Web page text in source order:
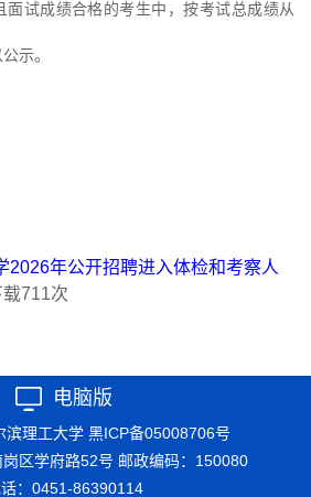
面试成绩合格的考生中，按考试总成绩从
示。
2026年公开招聘进入体检和考察人
载711次
电脑版
滨理工大学 黑ICP备05008706号
区学府路52号 邮政编码：150080
：0451-86390114